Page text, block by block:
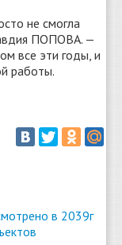
не смогла
ПОПОВА. —
все эти годы, и
работы.
в 2039г